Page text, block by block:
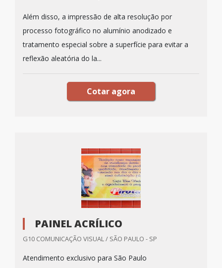
Além disso, a impressão de alta resolução por
processo fotográfico no alumínio anodizado e
tratamento especial sobre a superfície para evitar a
reflexão aleatória do la...
Cotar agora
PAINEL ACRÍLICO
G10 COMUNICAÇÃO VISUAL / SÃO PAULO - SP
Atendimento exclusivo para São Paulo